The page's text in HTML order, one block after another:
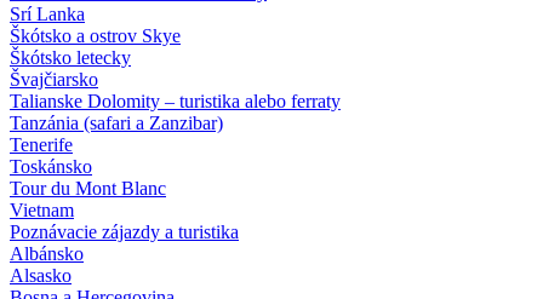
Srí Lanka
Škótsko a ostrov Skye
Škótsko letecky
Švajčiarsko
Talianske Dolomity – turistika alebo ferraty
Tanzánia (safari a Zanzibar)
Tenerife
Toskánsko
Tour du Mont Blanc
Vietnam
Poznávacie zájazdy a turistika
Albánsko
Alsasko